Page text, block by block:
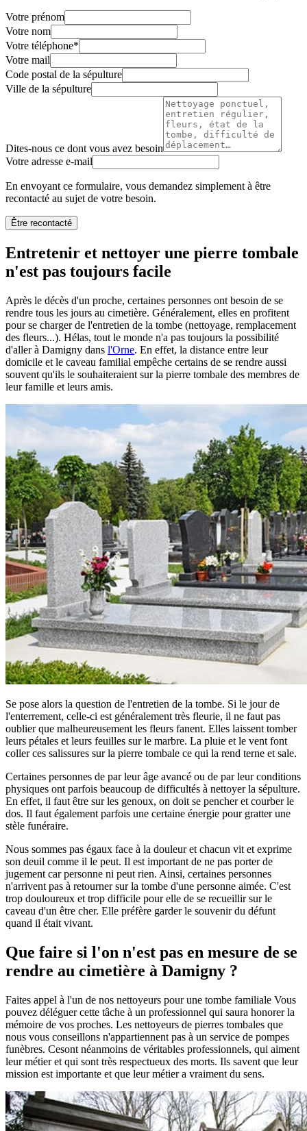
Votre prénom
Votre nom
Votre téléphone*
Votre mail
Code postal de la sépulture
Ville de la sépulture
Dites-nous ce dont vous avez besoin
Votre adresse e-mail
En envoyant ce formulaire, vous demandez simplement à être
recontacté au sujet de votre besoin.
Être recontacté
Entretenir et nettoyer une pierre tombale
n'est pas toujours facile
Après le décès d'un proche, certaines personnes ont besoin de se
rendre tous les jours au cimetière. Généralement, elles en profitent
pour se charger de l'entretien de la tombe (nettoyage, remplacement
des fleurs...). Hélas, tout le monde n'a pas toujours la possibilité
d'aller à Damigny dans l'Orne. En effet, la distance entre leur
domicile et le caveau familial empêche certains de se rendre aussi
souvent qu'ils le souhaiteraient sur la pierre tombale des membres de
leur famille et leurs amis.
Se pose alors la question de l'entretien de la tombe. Si le jour de
l'enterrement, celle-ci est généralement très fleurie, il ne faut pas
oublier que malheureusement les fleurs fanent. Elles laissent tomber
leurs pétales et leurs feuilles sur le marbre. La pluie et le vent font
coller ces salissures sur la pierre tombale ce qui la rend terne et sale.
Certaines personnes de par leur âge avancé ou de par leur conditions
physiques ont parfois beaucoup de difficultés à nettoyer la sépulture.
En effet, il faut être sur les genoux, on doit se pencher et courber le
dos. Il faut également parfois une certaine énergie pour gratter une
stèle funéraire.
Nous sommes pas égaux face à la douleur et chacun vit et exprime
son deuil comme il le peut. Il est important de ne pas porter de
jugement car personne ni peut rien. Ainsi, certaines personnes
n'arrivent pas à retourner sur la tombe d'une personne aimée. C'est
trop douloureux et trop difficile pour elle de se recueillir sur le
caveau d'un être cher. Elle préfère garder le souvenir du défunt
quand il était vivant.
Que faire si l'on n'est pas en mesure de se
rendre au cimetière à Damigny ?
Faites appel à l'un de nos nettoyeurs pour une tombe familiale Vous
pouvez déléguer cette tâche à un professionnel qui saura honorer la
mémoire de vos proches. Les nettoyeurs de pierres tombales que
nous vous conseillons n'appartiennent pas à un service de pompes
funèbres. Cesont néanmoins de véritables professionnels, qui aiment
leur métier et qui sont très respectueux des morts. Ils savent que leur
mission est importante et que leur métier a vraiment du sens.